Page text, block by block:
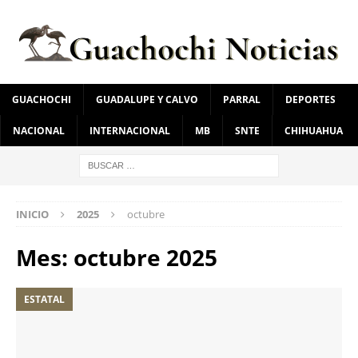
GUACHOCHI GUADALUPE Y CALVO PARRAL DEPORTES
NACIONAL INTERNACIONAL MB SNTE CHIHUAHUA
INICIO 2025 octubre
Mes: octubre 2025
ESTATAL